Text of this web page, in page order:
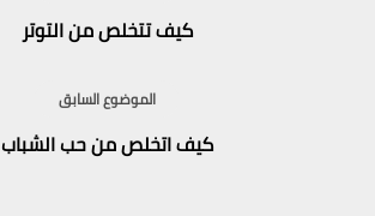
كيف تتخلص من التوتر
الموضوع السابق
كيف اتخلص من حب الشباب